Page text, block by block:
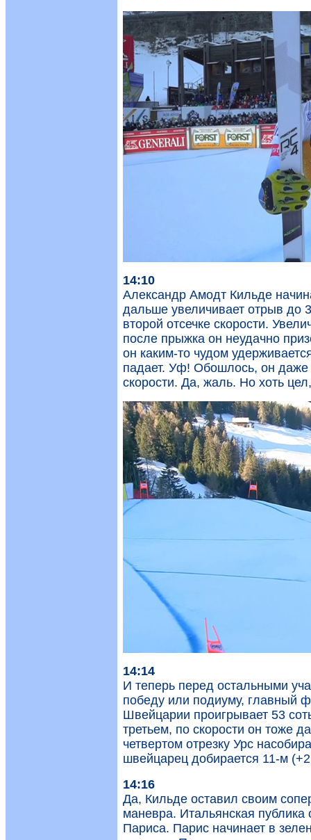
14:10
Александр Амодт Кильде
дальше увеличивает отрыв до
второй отсечке скорости.
после прыжка он неудачно
он каким-то чудом
падает. Уф! Обошлось, он даже
скорости. Да, жаль. Но хоть
14:14
И теперь перед остальными
победу или подиуму, главный
Швейцарии проигрывает 53
третьем, по скорости он тоже
четвертом отрезку Урс
швейцарец добирается 11-м
14:16
Да, Кильде оставил своим
маневра. Итальянская
Париса. Парис начинает в